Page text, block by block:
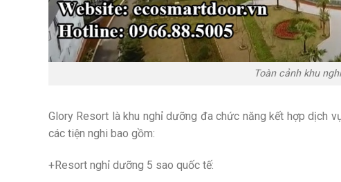
Toàn cảnh khu
Glory Resort là khu nghỉ dưỡng đa chức năng kết hợp dịch
các tiện nghi bao gồm:
+Resort nghỉ dưỡng 5 sao quốc tế: